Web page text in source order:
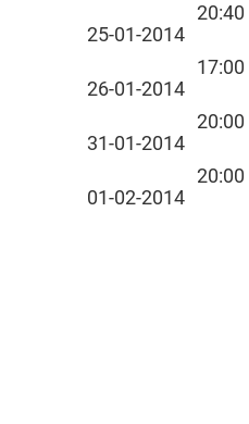
25-01-2014
20:40
26-01-2014
17:00
31-01-2014
20:00
01-02-2014
20:00